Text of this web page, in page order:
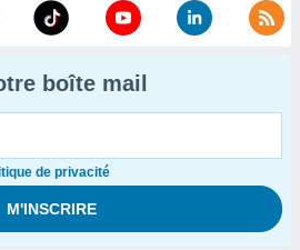
boîte mail
de privacité